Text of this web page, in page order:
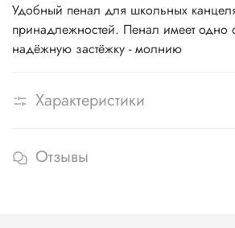
Удобный пенал для школьных
принадлежностей. Пенал имеет одно
надёжную застёжку - молнию
Характеристики
Отзывы